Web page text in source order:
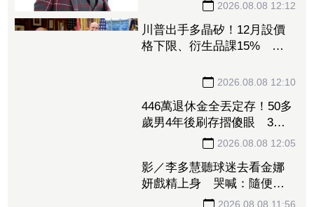
2026.08.08 12:12
川普出手多晶矽！12月設價
格下限、衍生品課15% 盧
2026.08.08 12:10
446萬退休金全丟定存！50多
歲男4年後刷存摺傻眼 3年
利息僅1067元
影／李多慧聽球迷去看金娜
妍戲精上身 哭喊：隨便！